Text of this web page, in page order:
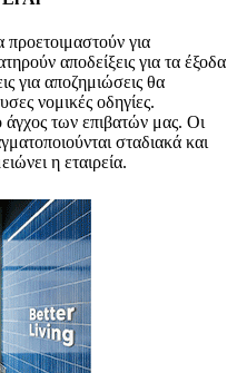
για
αποδείξεις για τα έξοδα
για αποζημιώσεις θα
νομικές οδηγίες.
άγχος των επιβατών μας. Οι
σταδιακά και
η εταιρεία.